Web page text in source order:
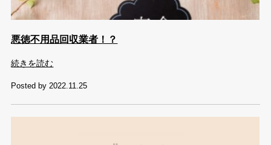
悪徳不用品回収業者！？
続きを読む
Posted by 2022.11.25